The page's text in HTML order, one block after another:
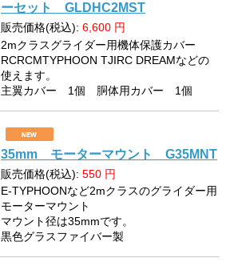
ーセット GLDHC2MST
販売価格(税込): 6,600 円
2mクラスグライダー用機体保護カバー
RCRCMTYPHOON TJIRC DREAMなどの
使えます。
主翼カバー 1個 胴体用カバー 1個
35mm モーターマウント G35MNT
販売価格(税込): 550 円
E-TYPHOONなど2mクラスのグライダー用
モーターマウント
マウント径は35mmです。
黒色グラスファイバー製